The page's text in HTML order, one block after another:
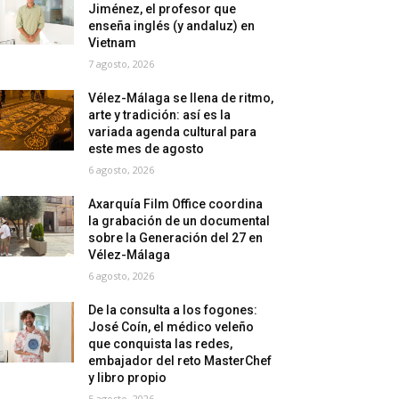
Jiménez, el profesor que
enseña inglés (y andaluz) en
Vietnam
7 agosto, 2026
Vélez-Málaga se llena de ritmo,
arte y tradición: así es la
variada agenda cultural para
este mes de agosto
6 agosto, 2026
Axarquía Film Office coordina
la grabación de un documental
sobre la Generación del 27 en
Vélez-Málaga
6 agosto, 2026
De la consulta a los fogones:
José Coín, el médico veleño
que conquista las redes,
embajador del reto MasterChef
y libro propio